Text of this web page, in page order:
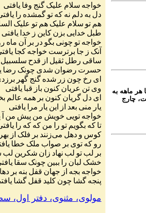
خواجه سلام علیک گنج وفا یافتی
دل به دلم نه که تو گمشده را
هم تو سلام علیک هم تو علیک
طبل خدایی بزن کاین ز خدا یافتی
خواجه تو چونی بگو در بر آن ماه
آنک ز جا برترست خواجه کجا
ساقی رطل ثقیل از قدح سلسبیل
حسرت رضوان شدی چونک رضا
ای رخ چون زر شده گنج گهر
وی تن عریان کنون باز قبا یافتی
ای دل گریان کنون بر همه عالم
یار منی بعد از این یار مرا
یافتی
خواجه تویی خویش من پیش من
تا که بگویم تو را من که که را
کوس و دهل میزنند بر فلک از بهر
رو که توی بر صواب ملک خطا
بر لب تو لب نهاد زان شکرین لب
خشک لبان را ببین چونک سقا
خواجه بجه از جهان قفل بنه بر
پنجه گشا چون کلید قفل گشا
مولوی، مثنوی، دفتر اول، سطر
هر ماهه به
چارج